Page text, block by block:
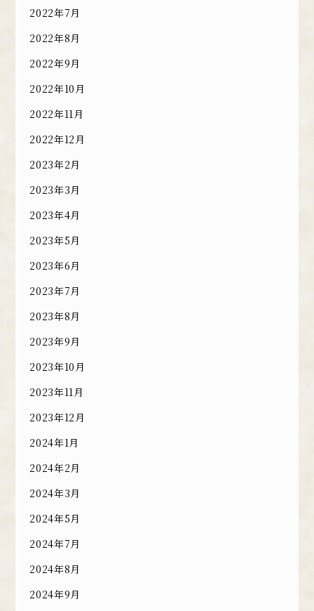
2022年7月
2022年8月
2022年9月
2022年10月
2022年11月
2022年12月
2023年2月
2023年3月
2023年4月
2023年5月
2023年6月
2023年7月
2023年8月
2023年9月
2023年10月
2023年11月
2023年12月
2024年1月
2024年2月
2024年3月
2024年5月
2024年7月
2024年8月
2024年9月